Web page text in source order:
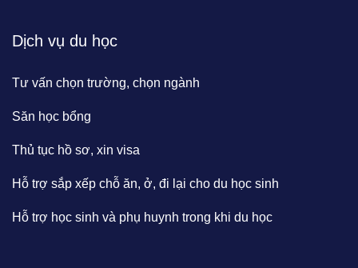
Dịch vụ du học
Tư vấn chọn trường, chọn ngành
Săn học bổng
Thủ tục hồ sơ, xin visa
Hỗ trợ sắp xếp chỗ ăn, ở, đi lại cho du học sinh
Hỗ trợ học sinh và phụ huynh trong khi du học